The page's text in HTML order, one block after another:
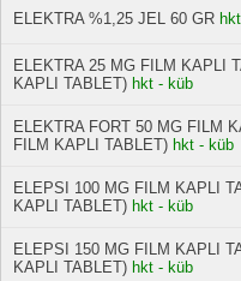
ELEKTRA %1,25 JEL 60 GR
ELEKTRA 25 MG FILM KAPLI
KAPLI TABLET) hkt - küb
ELEKTRA FORT 50 MG FILM
FILM KAPLI TABLET) hkt - küb
ELEPSI 100 MG FILM KAPLI
KAPLI TABLET) hkt - küb
ELEPSI 150 MG FILM KAPLI
KAPLI TABLET) hkt - küb